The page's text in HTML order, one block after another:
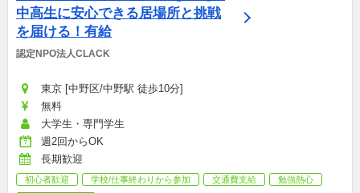
中高生に安心できる居場所と挑戦
を届ける！有給
認定NPO法人CLACK
東京 [中野区/中野駅 徒歩10分]
無料
大学生・専門学生
週2回からOK
長期歓迎
初心者歓迎 学校/仕事終わりから参加 交通費支給
勉強熱心